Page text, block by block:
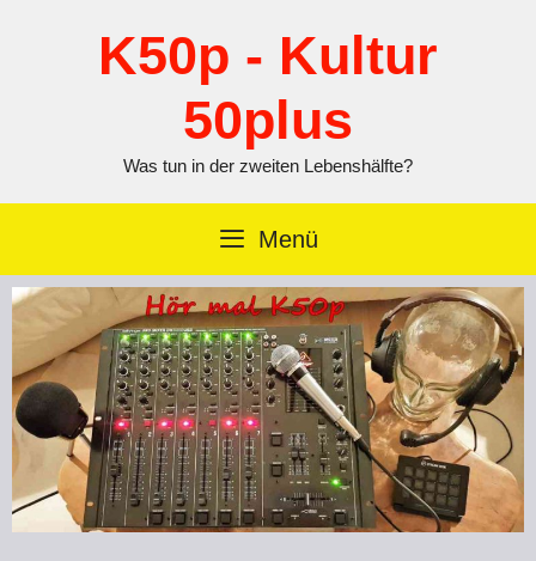
K50p - Kultur
50plus
Was tun in der zweiten Lebenshälfte?
Menü